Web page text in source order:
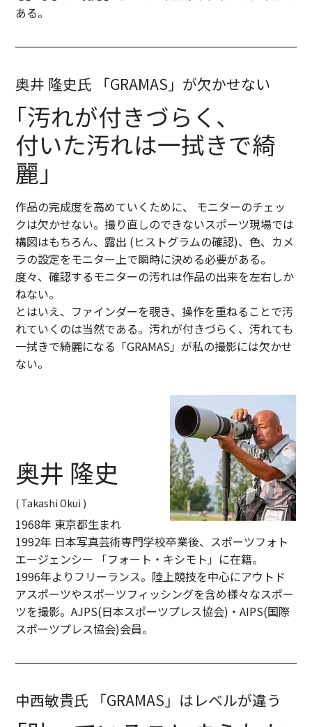
ある。
奥井 隆史氏 「GRAMAS」が欠かせない
｢汚れが付きづらく､
付いた汚れは一拭きで綺
麗｣
作品の完成度を高めていくために、 モニターのチェッ
クは欠かせない。撮り直しのできないスポーツ現場では
構図はもちろん、露出 (ヒストグラムの確認)、色、カメ
ラの設定をモニター上で瞬時に決める必要がある。
度々、確認するモニターの汚れは作品の出来を左右しか
ねない。
とはいえ、ファインダーを覗き、操作を重ねることで汚
れていくのは当然である。汚れが付きづらく、汚れても
一拭きで綺麗になる「GRAMAS」が私の撮影には欠かせ
ない。
奥井 隆史
( Takashi Okui )
1968年 東京都生まれ
1992年 日本写真芸術専門学校卒業後、スポーツフォト
エージェンシー 「フォート・キシモト」に在籍。
1996年よりフリーランス。陸上競技を中心にアウトド
アスポーツやスポーツフィッシングを含め様々なスポー
ツを撮影。AJPS(日本スポーツプレス協会)・AIPS(国際
スポーツプレス協会)会員。
中西敏貴氏 「GRAMAS」はレベルが違う